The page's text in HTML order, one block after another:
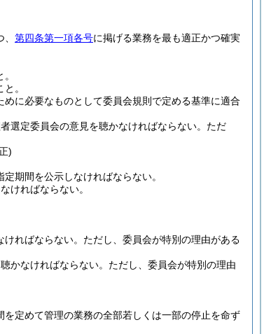
第四条第一項各号に掲げる業務を最も適正かつ確実
。
に必要なものとして委員会規則で定める基準に適合
選定委員会の意見を聴かなければならない。 ただ
)
期間を公示しなければならない。
ければならない。
ればならない。 ただし、委員会が特別の理由がある
かなければならない。 ただし、委員会が特別の理由
定めて管理の業務の全部若しくは一部の停止を命ず